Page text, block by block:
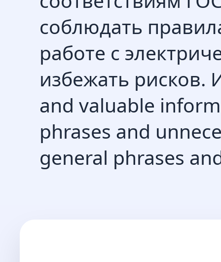
соблюдать
работе с
избежать рисков.
and valuable
phrases and
general phrases